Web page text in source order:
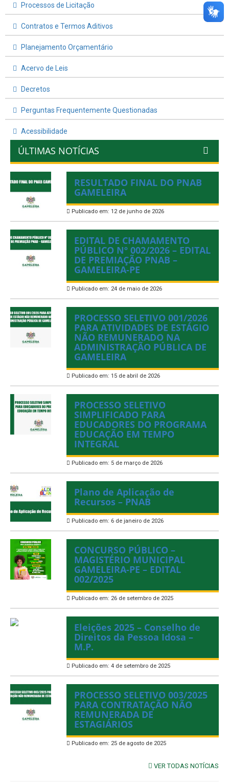
Processos de Licitação
Contratos e Termos Aditivos
Planejamento Orçamentário
Acervo de Leis
Decretos
Perguntas Frequentemente Questionadas
Acessibilidade
ÚLTIMAS NOTÍCIAS
RESULTADO FINAL DO PNAB
GAMELEIRA
Publicado em: 12 de junho de 2026
EDITAL DE CHAMAMENTO
PÚBLICO Nº 002/2026 – EDITAL
DE PREMIAÇÃO PNAB –
GAMELEIRA-PE
Publicado em: 24 de maio de 2026
PROCESSO SELETIVO 001/2026
PARA ATIVIDADES DE ESTÁGIO
NÃO REMUNERADO NA
ADMINISTRAÇÃO PÚBLICA DE
GAMELEIRA
Publicado em: 15 de abril de 2026
PROCESSO SELETIVO
SIMPLIFICADO PARA
EDUCADORES DO PROGRAMA
EDUCAÇÃO EM TEMPO
INTEGRAL
Publicado em: 5 de março de 2026
Plano de Aplicação de
Recursos – PNAB
Publicado em: 6 de janeiro de 2026
CONCURSO PÚBLICO –
MAGISTÉRIO MUNICIPAL
GAMELEIRA-PE – EDITAL
002/2025
Publicado em: 26 de setembro de 2025
Eleições 2025 – Conselho de
Direitos da Pessoa Idosa –
M.P.
Publicado em: 4 de setembro de 2025
PROCESSO SELETIVO 003/2025
PARA CONTRATAÇÃO NÃO
REMUNERADA DE
ESTAGIÁRIOS
Publicado em: 25 de agosto de 2025
VER TODAS NOTÍCIAS